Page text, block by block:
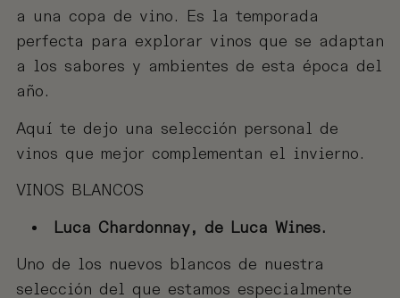
a una copa de vino. Es la temporada
perfecta para explorar vinos que se adaptan
a los sabores y ambientes de esta época del
año.
Aquí te dejo una selección personal de
vinos que mejor complementan el invierno.
VINOS BLANCOS
Luca Chardonnay, de Luca Wines.
Uno de los nuevos blancos de nuestra
selección del que estamos especialmente